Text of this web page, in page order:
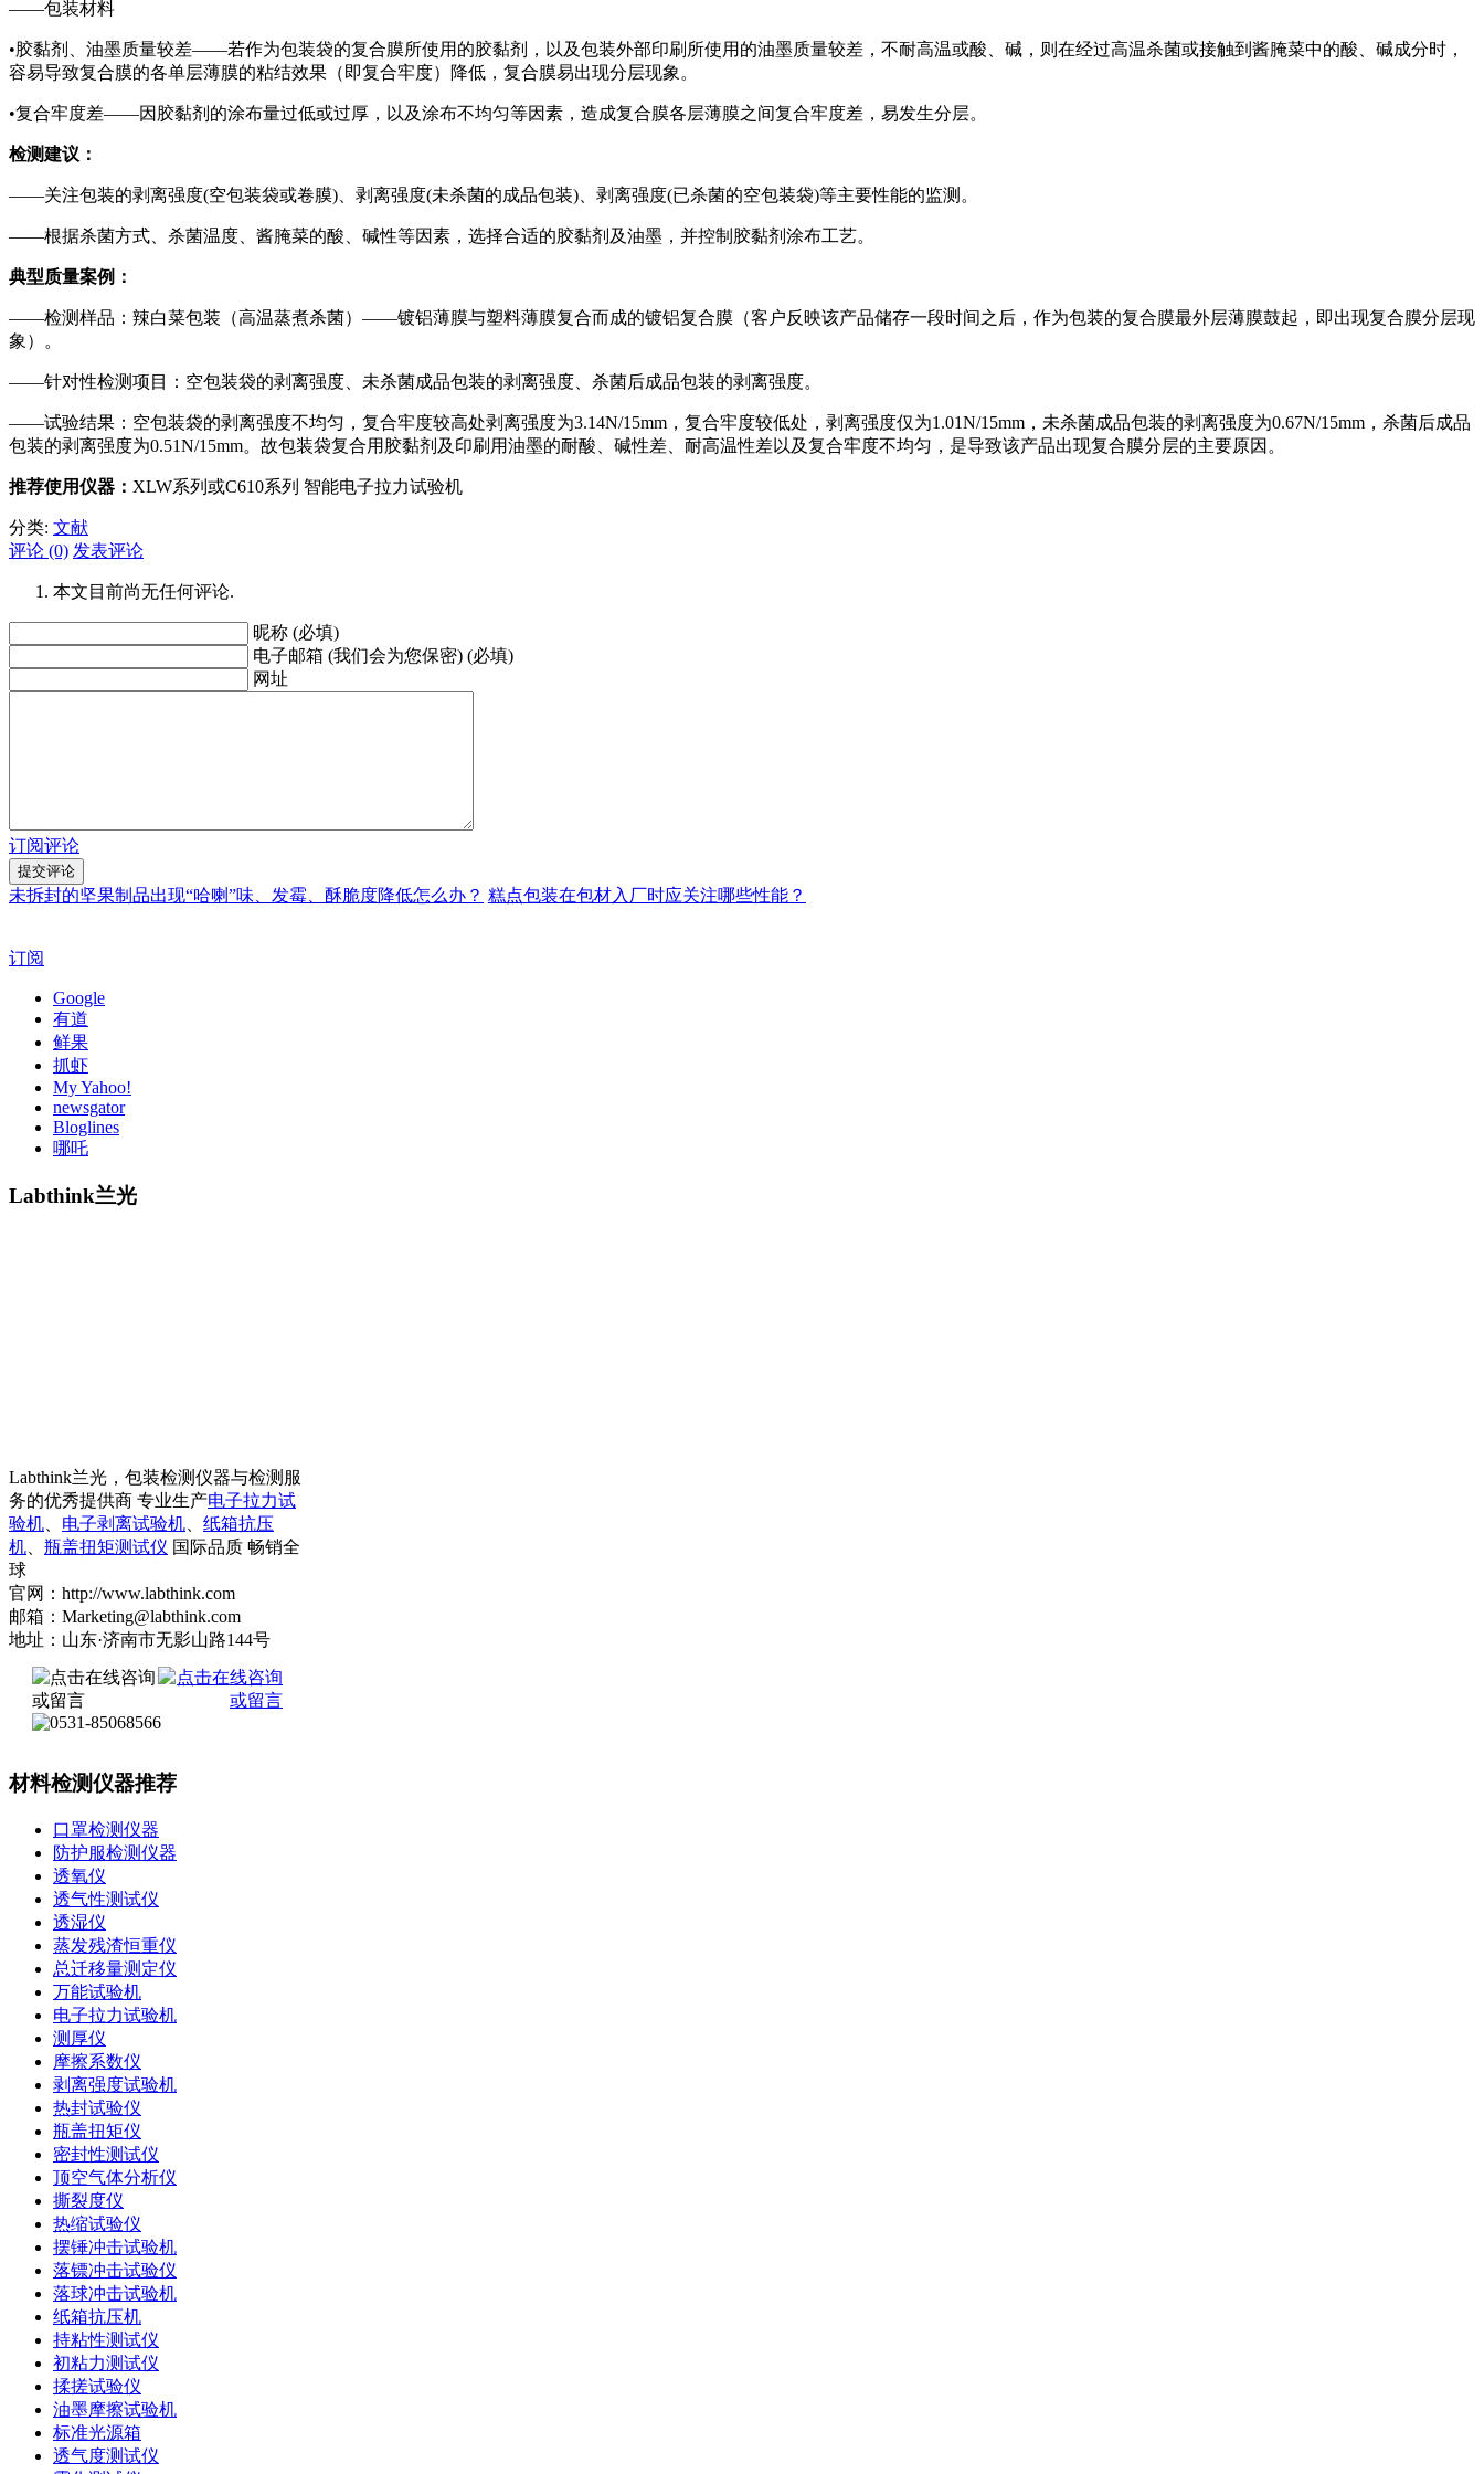
——包装材料
•胶黏剂、油墨质量较差——若作为包装袋的复合膜所使用的胶黏剂，以及包装外部印刷所使用的油墨质量较差，不耐高温或酸、碱，则在经过高温杀菌或接触到酱腌菜中的酸、碱成分时，
容易导致复合膜的各单层薄膜的粘结效果（即复合牢度）降低，复合膜易出现分层现象。
•复合牢度差——因胶黏剂的涂布量过低或过厚，以及涂布不均匀等因素，造成复合膜各层薄膜之间复合牢度差，易发生分层。
检测建议：
——关注包装的剥离强度(空包装袋或卷膜)、剥离强度(未杀菌的成品包装)、剥离强度(已杀菌的空包装袋)等主要性能的监测。
——根据杀菌方式、杀菌温度、酱腌菜的酸、碱性等因素，选择合适的胶黏剂及油墨，并控制胶黏剂涂布工艺。
典型质量案例：
——检测样品：辣白菜包装（高温蒸煮杀菌）——镀铝薄膜与塑料薄膜复合而成的镀铝复合膜（客户反映该产品储存一段时间之后，作为包装的复合膜最外层薄膜鼓起，即出现复合膜分层现
象）。
——针对性检测项目：空包装袋的剥离强度、未杀菌成品包装的剥离强度、杀菌后成品包装的剥离强度。
——试验结果：空包装袋的剥离强度不均匀，复合牢度较高处剥离强度为3.14N/15mm，复合牢度较低处，剥离强度仅为1.01N/15mm，未杀菌成品包装的剥离强度为0.67N/15mm，杀菌后成品
包装的剥离强度为0.51N/15mm。故包装袋复合用胶黏剂及印刷用油墨的耐酸、碱性差、耐高温性差以及复合牢度不均匀，是导致该产品出现复合膜分层的主要原因。
推荐使用仪器： XLW系列或C610系列 智能电子拉力试验机
分类: 文献
评论 (0) 发表评论
本文目前尚无任何评论.
昵称 (必填)
电子邮箱 (我们会为您保密) (必填)
网址
订阅评论
未拆封的坚果制品出现“哈喇”味、发霉、酥脆度降低怎么办？ 糕点包装在包材入厂时应关注哪些性能？
订阅
Google
有道
鲜果
抓虾
My Yahoo!
newsgator
Bloglines
哪吒
Labthink兰光
Labthink兰光，包装检测仪器与检测服
务的优秀提供商 专业生产电子拉力试
验机
电子剥离试验机
纸箱抗压
机
瓶盖扭矩测试仪 国际品质 畅销全
球
官网：http://www.labthink.com
邮箱：Marketing@labthink.com
地址：山东·济南市无影山路144号
材料检测仪器推荐
口罩检测仪器
防护服检测仪器
透氧仪
透气性测试仪
透湿仪
蒸发残渣恒重仪
总迁移量测定仪
万能试验机
电子拉力试验机
测厚仪
摩擦系数仪
剥离强度试验机
热封试验仪
瓶盖扭矩仪
密封性测试仪
顶空气体分析仪
撕裂度仪
热缩试验仪
摆锤冲击试验机
落镖冲击试验仪
落球冲击试验机
纸箱抗压机
持粘性测试仪
初粘力测试仪
揉搓试验仪
油墨摩擦试验机
标准光源箱
透气度测试仪